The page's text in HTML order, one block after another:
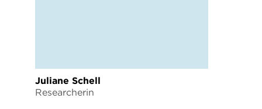
Juliane Schell
Researcherin